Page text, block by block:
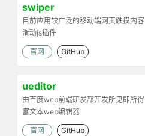
swiper
目前应用较广泛的移动端网页触摸内容
滑动js插件
官网 GitHub
ueditor
由百度web前端研发部开发所见即所得
富文本web编辑器
官网 GitHub